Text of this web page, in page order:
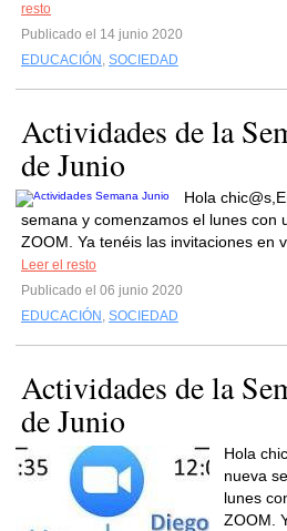
resto
Publicado el 14 junio 2020
EDUCACIÓN , SOCIEDAD
Actividades de la
de Junio
Hola
semana y comenzamos el lunes con
ZOOM. Ya tenéis las invitaciones en
Leer el resto
Publicado el 06 junio 2020
EDUCACIÓN , SOCIEDAD
Actividades de la
de Junio
Hola
nueva
lunes
ZOOM.